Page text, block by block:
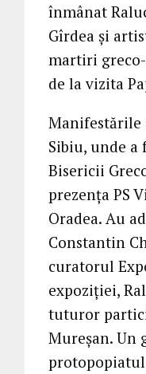
înmânat
Gîrdea și
martiri
de la vizita
Sibiu, unde
Bisericii
prezența PS
Oradea. Au
Constantin
curatorul
expoziției,
tuturor
Mureșan. Un
protopopiatul